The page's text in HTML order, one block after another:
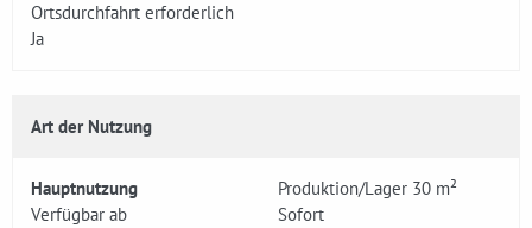
Ortsdurchfahrt erforderlich
Ja
Art der Nutzung
Hauptnutzung
Produktion/Lager 30 m²
Verfügbar ab
Sofort